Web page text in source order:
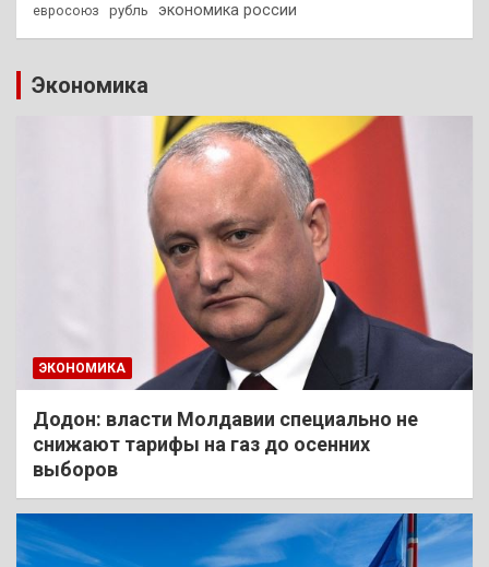
евросоюз рубль экономика россии
Экономика
ЭКОНОМИКА
Додон: власти Молдавии специально не
снижают тарифы на газ до осенних
выборов